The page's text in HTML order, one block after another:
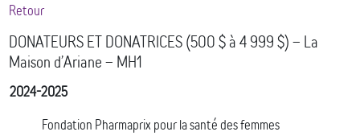
Retour
DONATEURS ET DONATRICES (500 $ à 4 999 $) – La
Maison d’Ariane – MH1
2024-2025
Fondation Pharmaprix pour la santé des femmes